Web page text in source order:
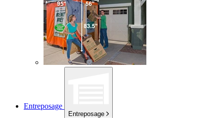
Entreposage
Entreposage